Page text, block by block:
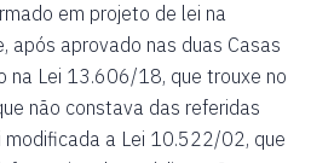
em projeto de lei na
após aprovado nas duas Casas
na Lei 13.606/18, que trouxe no
não constava das referidas
a Lei 10.522/02, que